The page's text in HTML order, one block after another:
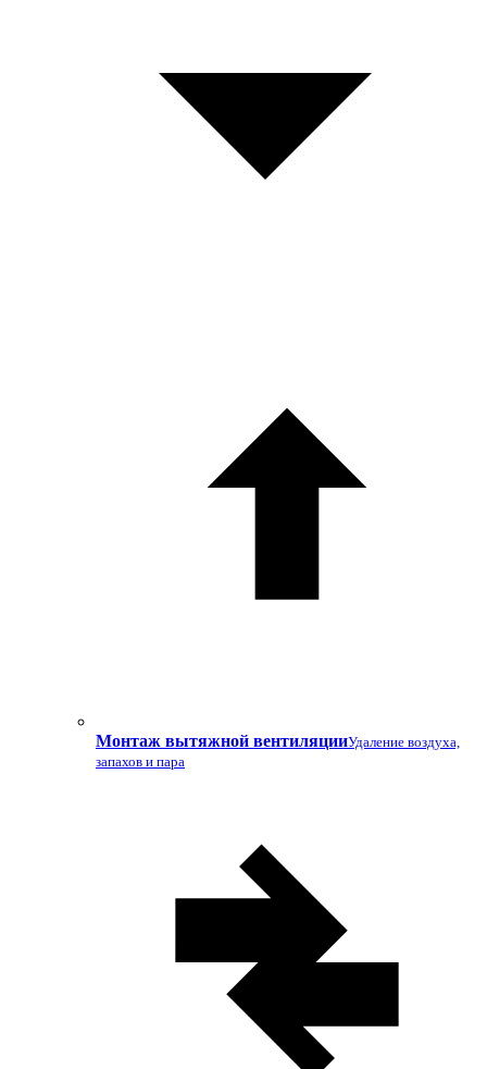
Монтаж вытяжной вентиляцииУдаление воздуха,
запахов и пара